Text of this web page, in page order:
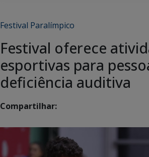
Festival Paralímpico
Festival oferece
esportivas para
deficiência auditiva
Compartilhar: